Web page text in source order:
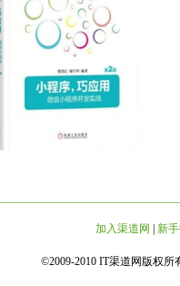
加入渠道网 新
©2009-2010 IT渠道网版权所